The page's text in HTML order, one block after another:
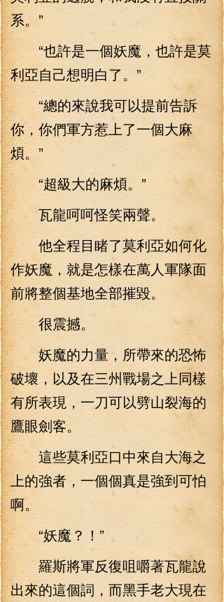
系。”
“也許是一個妖魔，也許是莫
利亞自己想明白了。”
“總的來說我可以提前告訴
你，你們軍方惹上了一個大麻
煩。”
“超級大的麻煩。”
瓦龍呵呵怪笑兩聲。
他全程目睹了莫利亞如何化
作妖魔，就是怎樣在萬人軍隊面
前將整個基地全部摧毀。
很震撼。
妖魔的力量，所帶來的恐怖
破壞，以及在三州戰場之上同樣
有所表現，一刀可以劈山裂海的
鷹眼劍客。
這些莫利亞口中來自大海之
上的強者，一個個真是強到可怕
啊。
“妖魔？！”
羅斯將軍反復咀嚼著瓦龍說
出來的這個詞，而黑手老大現在